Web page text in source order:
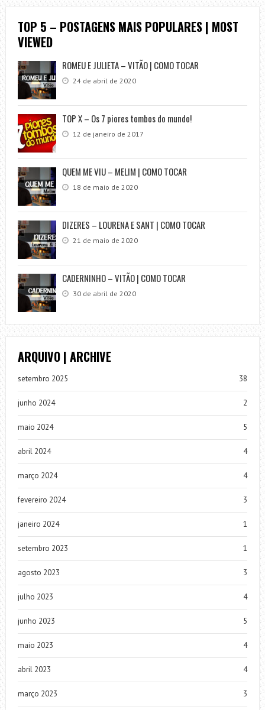
TOP 5 – POSTAGENS MAIS POPULARES | MOST
VIEWED
ROMEU E JULIETA – VITÃO | COMO TOCAR
24 de abril de 2020
TOP X – Os 7 piores tombos do mundo!
12 de janeiro de 2017
QUEM ME VIU – MELIM | COMO TOCAR
18 de maio de 2020
DIZERES – LOURENA E SANT | COMO TOCAR
21 de maio de 2020
CADERNINHO – VITÃO | COMO TOCAR
30 de abril de 2020
ARQUIVO | ARCHIVE
setembro 2025 38
junho 2024 2
maio 2024 5
abril 2024 4
março 2024 4
fevereiro 2024 3
janeiro 2024 1
setembro 2023 1
agosto 2023 3
julho 2023 4
junho 2023 5
maio 2023 4
abril 2023 4
março 2023 3